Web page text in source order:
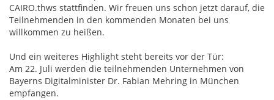
CAIRO.thws stattfinden. Wir freuen uns schon jetzt darauf, die
Teilnehmenden in den kommenden Monaten bei uns
willkommen zu heißen.
Und ein weiteres Highlight steht bereits vor der Tür:
Am 22. Juli werden die teilnehmenden Unternehmen von
Bayerns Digitalminister Dr. Fabian Mehring in München
empfangen.